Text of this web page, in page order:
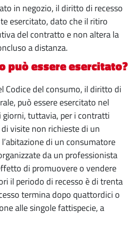
in negozio, il diritto di recesso
esercitato, dato che il ritiro
del contratto e non altera la
a distanza.
può essere esercitato?
Codice del consumo, il diritto di
può essere esercitato nel
tuttavia, per i contratti
visite non richieste di un
di un consumatore
da un professionista
di promuovere o vendere
il periodo di recesso è di trenta
termina dopo quattordici o
alle singole fattispecie, a